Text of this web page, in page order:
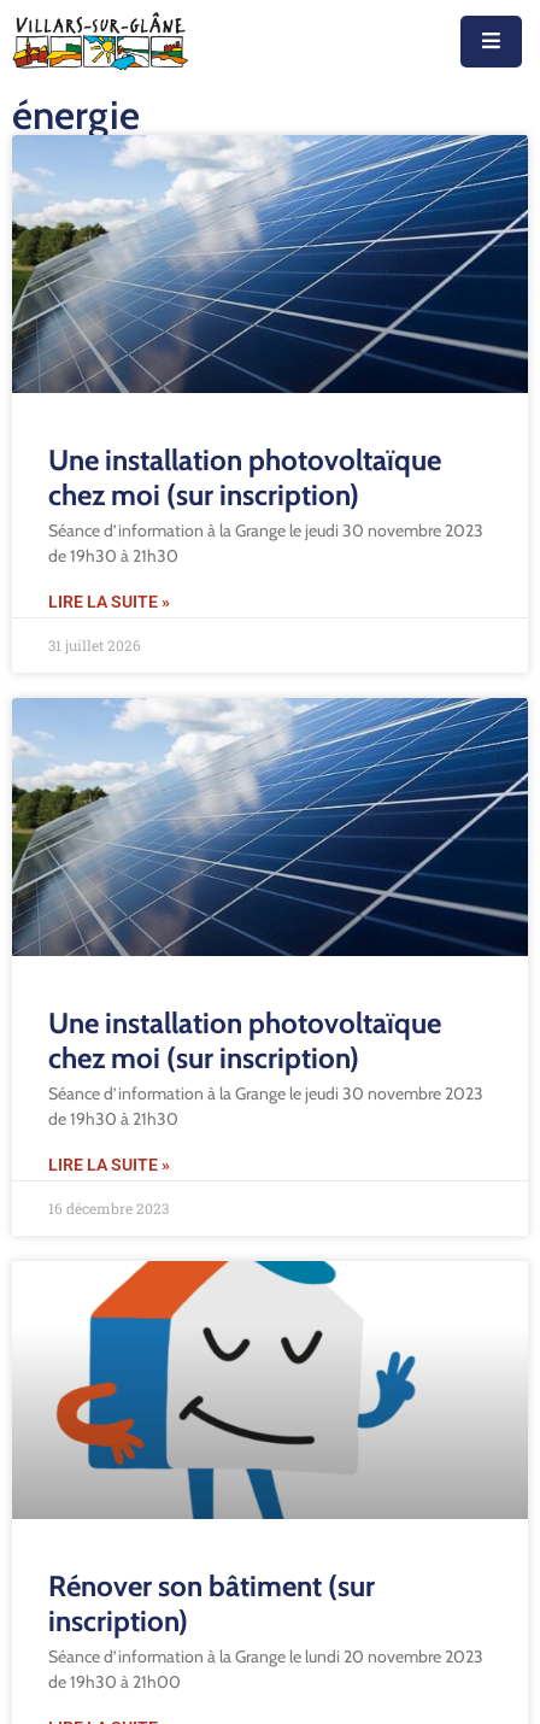
Accueil
Agenda
Autorités
Prestations
Documents
Emplois
Contact
énergie
Une installation photovoltaïque
chez moi (sur inscription)
Séance d’information à la Grange le jeudi 30 novembre 2023
de 19h30 à 21h30
LIRE LA SUITE »
31 juillet 2026
Une installation photovoltaïque
chez moi (sur inscription)
Séance d’information à la Grange le jeudi 30 novembre 2023
de 19h30 à 21h30
LIRE LA SUITE »
16 décembre 2023
Rénover son bâtiment (sur
inscription)
Séance d’information à la Grange le lundi 20 novembre 2023
de 19h30 à 21h00